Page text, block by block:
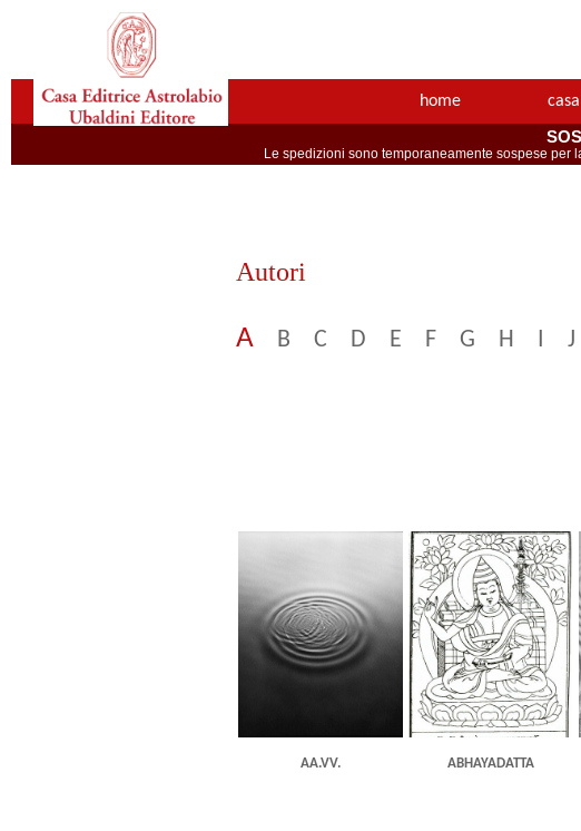
home
Le spedizioni sono temporaneamente sospese per
Autori
A B C D E F G H I J
AA.VV. ABHAYADATTA